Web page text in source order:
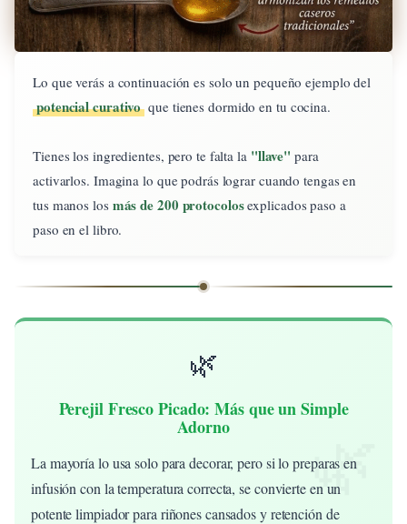
Lo que verás a continuación es solo un pequeño ejemplo del
potencial curativo que tienes dormido en tu cocina.
Tienes los ingredientes, pero te falta la "llave" para
activarlos. Imagina lo que podrás lograr cuando tengas en
tus manos los más de 200 protocolosexplicados paso a
paso en el libro.
🌿
Perejil Fresco Picado: Más que un Simple
Adorno
La mayoría lo usa solo para decorar, pero si lo preparas en
infusión con la temperatura correcta, se convierte en un
potente limpiador para riñones cansados y retención de